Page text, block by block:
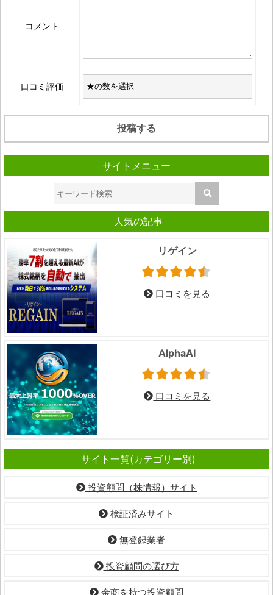
コメント
口コミ評価
サイトメニュー
人気の記事
リゲイン
口コミを見る
AlphaAI
口コミを見る
サイト一覧(カテゴリー別)
投資顧問（株情報）サイト
検証済みサイト
無登録業者
投資顧問の選び方
金商を持つ投資顧問